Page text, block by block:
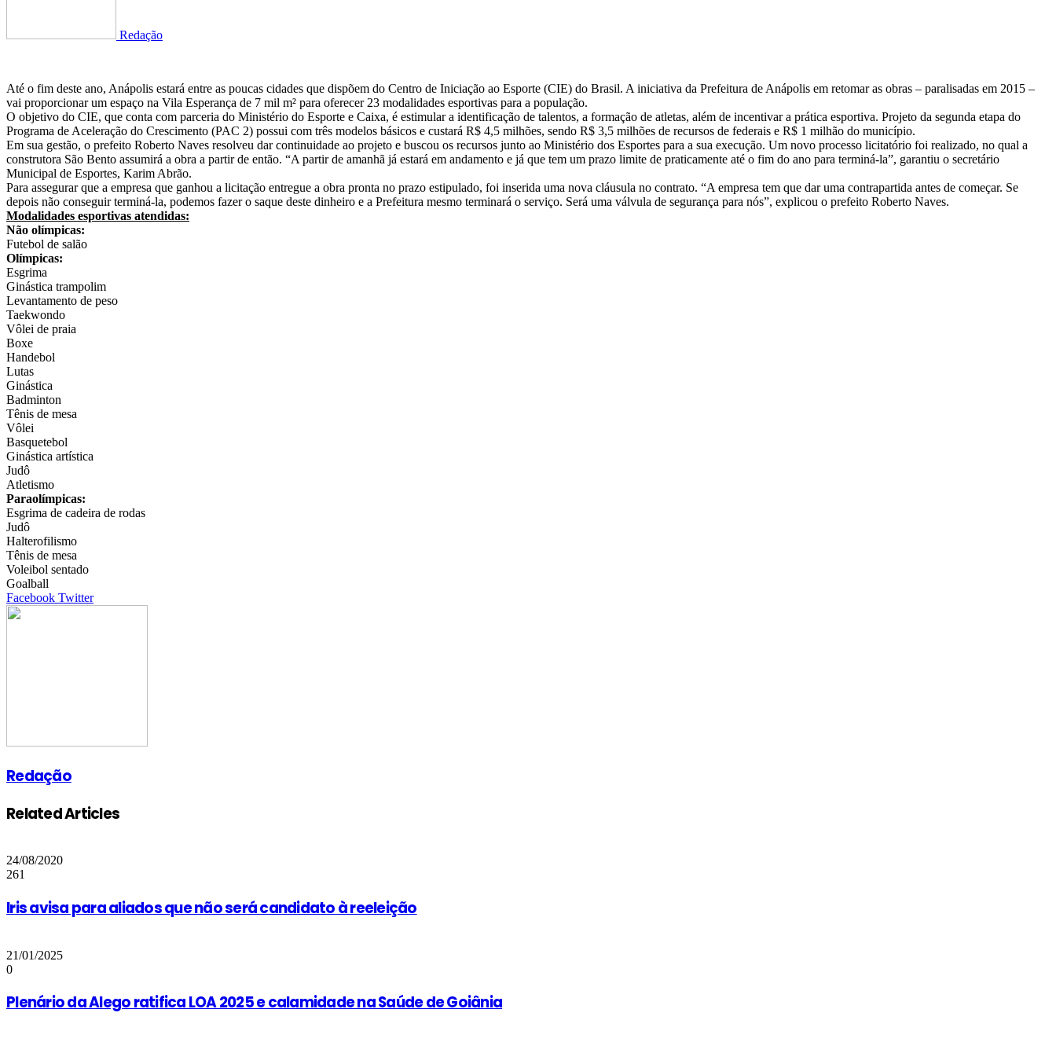
Redação
Até o fim deste ano, Anápolis estará entre as poucas cidades que dispõem do Centro de Iniciação ao Esporte (CIE) do Brasil. A iniciativa da Prefeitura de Anápolis em retomar as obras – paralisadas em 2015 –
vai proporcionar um espaço na Vila Esperança de 7 mil m² para oferecer 23 modalidades esportivas para a população.
O objetivo do CIE, que conta com parceria do Ministério do Esporte e Caixa, é estimular a identificação de talentos, a formação de atletas, além de incentivar a prática esportiva. Projeto da segunda etapa do
Programa de Aceleração do Crescimento (PAC 2) possui com três modelos básicos e custará R$ 4,5 milhões, sendo R$ 3,5 milhões de recursos de federais e R$ 1 milhão do município.
Em sua gestão, o prefeito Roberto Naves resolveu dar continuidade ao projeto e buscou os recursos junto ao Ministério dos Esportes para a sua execução. Um novo processo licitatório foi realizado, no qual a
construtora São Bento assumirá a obra a partir de então. “A partir de amanhã já estará em andamento e já que tem um prazo limite de praticamente até o fim do ano para terminá-la”, garantiu o secretário
Municipal de Esportes, Karim Abrão.
Para assegurar que a empresa que ganhou a licitação entregue a obra pronta no prazo estipulado, foi inserida uma nova cláusula no contrato. “A empresa tem que dar uma contrapartida antes de começar. Se
depois não conseguir terminá-la, podemos fazer o saque deste dinheiro e a Prefeitura mesmo terminará o serviço. Será uma válvula de segurança para nós”, explicou o prefeito Roberto Naves.
Modalidades esportivas atendidas:
Não olímpicas:
Futebol de salão
Olímpicas:
Esgrima
Ginástica trampolim
Levantamento de peso
Taekwondo
Vôlei de praia
Boxe
Handebol
Lutas
Ginástica
Badminton
Tênis de mesa
Vôlei
Basquetebol
Ginástica artística
Judô
Atletismo
Paraolímpicas:
Esgrima de cadeira de rodas
Judô
Halterofilismo
Tênis de mesa
Voleibol sentado
Goalball
Facebook TwitterGoogle+
LinkedIn
StumbleUpon
Tumblr
Pinterest
Reddit
VKontakte
Share
Print
Redação
Related Articles
24/08/2020
261
Iris avisa para aliados que não será candidato à reeleição
21/01/2025
0
Plenário da Alego ratifica LOA 2025 e calamidade na Saúde de Goiânia